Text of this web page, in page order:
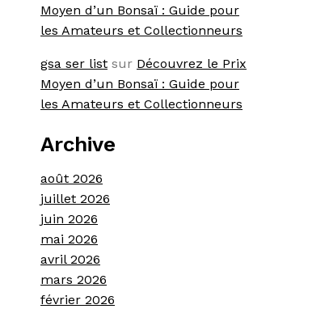
Moyen d’un Bonsaï : Guide pour
les Amateurs et Collectionneurs
gsa ser list sur Découvrez le Prix
Moyen d’un Bonsaï : Guide pour
les Amateurs et Collectionneurs
Archive
août 2026
juillet 2026
juin 2026
mai 2026
avril 2026
mars 2026
février 2026